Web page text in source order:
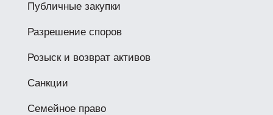
Публичные закупки
Разрешение споров
Розыск и возврат активов
Санкции
Семейное право